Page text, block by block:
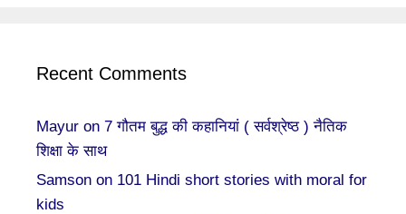
Recent Comments
Mayur on 7 गौतम बुद्ध की कहानियां ( सर्वश्रेष्ठ ) नैतिक
शिक्षा के साथ
Samson on 101 Hindi short stories with moral for
kids